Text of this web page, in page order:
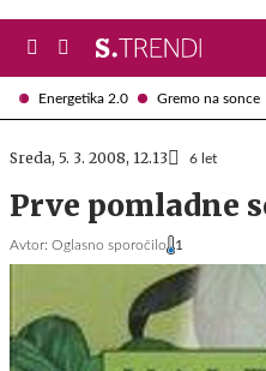
Energetika 2.0 Gremo na sonce
Sreda, 5. 3. 2008, 12.13 6 let
Prve pomladne
Avtor: Oglasno sporočilo 1